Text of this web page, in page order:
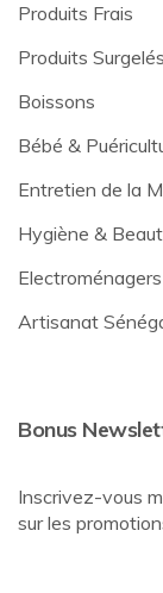
Produits Frais
Produits Surgelés
Boissons
Bébé &
Entretien de la
Hygiène &
Artisanat
Bonus
Inscrivez-vous
sur les